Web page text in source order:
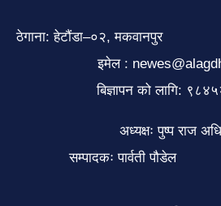
ठेगाना: हेटौंडा–०२, मकवानपुर
इमेल :
बिज्ञापन को लागि:
अध्यक्षः पुष्प राज
सम्पादकः पार्वती पौडेल